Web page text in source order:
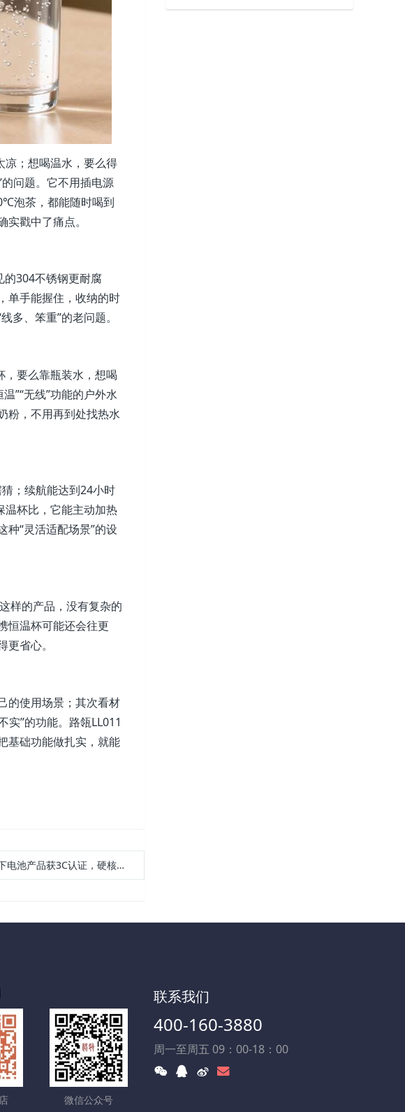
；想喝温水，要么得
问题。它不用插电源
泡茶，都能随时喝到
戳中了痛点。
的304不锈钢更耐腐
单手能握住，收纳的时
多、笨重”的老问题。
，要么靠瓶装水，想喝
”“无线”功能的户外水
粉，不用再到处找热水
；续航能达到24小时
温杯比，它能主动加热
“灵活适配场景”的设
样的产品，没有复杂的
恒温杯可能还会往更
省心。
的使用场景；其次看材
实”的功能。路瓴LL011
基础功能做扎实，就能
获3C认证，硬核品质再获权威认可
微信公众号
联系我们
400-160-3880
周一至周五 09：00-18：00